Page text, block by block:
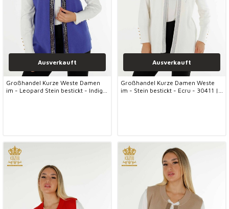
Ausverkauft
Großhandel Kurze Weste Damen
im - Leopard Stein bestickt - Indigo
Ausverkauft
Großhandel Kurze Damen Weste
im - Stein bestickt - Ecru - 30411 |